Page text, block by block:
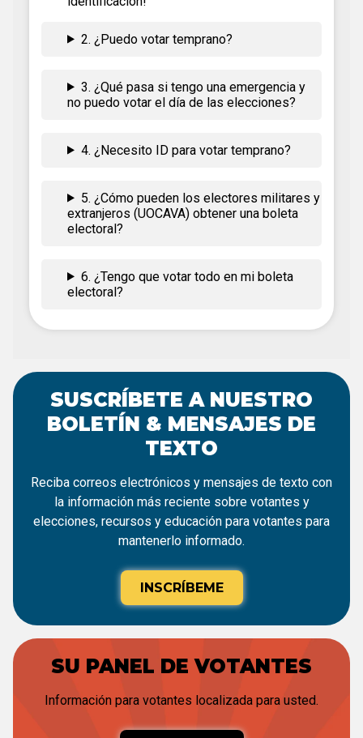
2. ¿Puedo votar temprano?
3. ¿Qué pasa si tengo una emergencia y
no puedo votar el día de las elecciones?
4. ¿Necesito ID para votar temprano?
5. ¿Cómo pueden los electores militares y
extranjeros (UOCAVA) obtener una boleta
electoral?
6. ¿Tengo que votar todo en mi boleta
electoral?
SUSCRÍBETE A NUESTRO
BOLETÍN & MENSAJES DE
TEXTO
Reciba correos electrónicos y mensajes de texto con
la información más reciente sobre votantes y
elecciones, recursos y educación para votantes para
mantenerlo informado.
INSCRÍBEME
SU PANEL DE VOTANTES
Información para votantes localizada para usted.